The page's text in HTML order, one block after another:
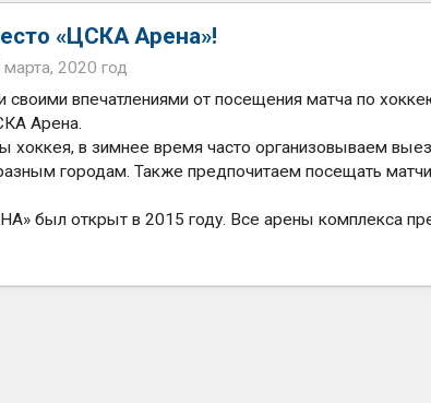
«ЦСКА Арена»!
марта, 2020 год
своими впечатлениями от посещения матча по
Арена.
хоккея, в зимнее время часто организовываем
городам. Также предпочитаем посещать
был открыт в 2015 году. Все арены комплекса